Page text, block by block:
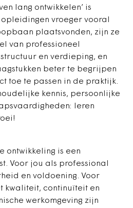
lang ontwikkelen’ is
vroeger vooral
plaatsvonden, zijn ze
van professioneel
en verdieping, en
beter te begrijpen
toe te passen in de praktijk.
kennis, persoonlijke
leren
ontwikkeling is een
Voor jou als professional
en voldoening. Voor
kwaliteit, continuïteit en
werkomgeving zijn